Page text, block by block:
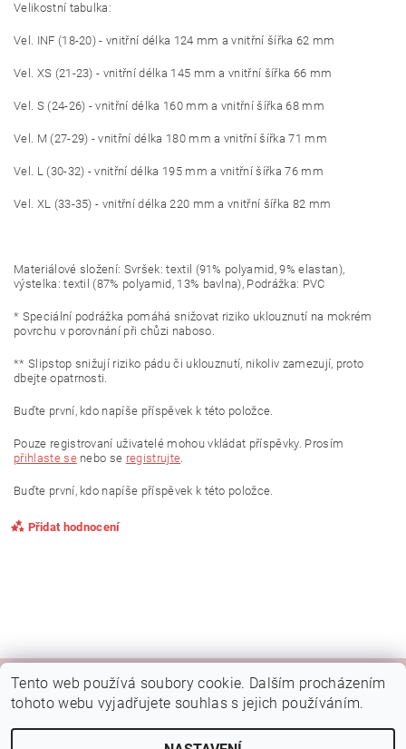
Velikostní tabulka:
Vel. INF (18-20) - vnitřní délka 124 mm a vnitřní šířka 62 mm
Vel. XS (21-23) - vnitřní délka 145 mm a vnitřní šířka 66 mm
Vel. S (24-26) - vnitřní délka 160 mm a vnitřní šířka 68 mm
Vel. M (27-29) - vnitřní délka 180 mm a vnitřní šířka 71 mm
Vel. L (30-32) - vnitřní délka 195 mm a vnitřní šířka 76 mm
Vel. XL (33-35) - vnitřní délka 220 mm a vnitřní šířka 82 mm
Materiálové složení: Svršek: textil (91% polyamid, 9% elastan),
výstelka: textil (87% polyamid, 13% bavlna), Podrážka: PVC
* Speciální podrážka pomáhá snižovat riziko uklouznutí na mokrém
povrchu v porovnání při chůzi naboso.
** Slipstop snižují riziko pádu či uklouznutí, nikoliv zamezují, proto
dbejte opatrnosti.
Buďte první, kdo napíše příspěvek k této položce.
Pouze registrovaní uživatelé mohou vkládat příspěvky. Prosím
přihlaste senebo se registrujte.
Buďte první, kdo napíše příspěvek k této položce.
Přidat hodnocení
Kamenná prodejna Brno | Rady a tipy | Google mapa | Fotky prodejny
Náš FB
Tento web používá soubory cookie. Dalším procházením
tohoto webu vyjadřujete souhlas s jejich používáním.